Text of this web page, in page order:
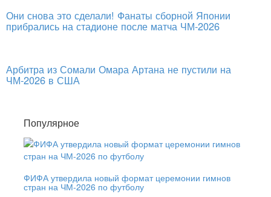
Они снова это сделали! Фанаты сборной Японии
прибрались на стадионе после матча ЧМ-2026
Арбитра из Сомали Омара Артана не пустили на
ЧМ-2026 в США
Популярное
ФИФА утвердила новый формат церемонии гимнов
стран на ЧМ-2026 по футболу